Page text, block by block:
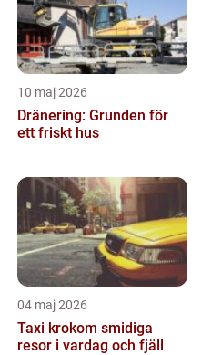
10 maj 2026
Dränering: Grunden för
ett friskt hus
04 maj 2026
Taxi krokom smidiga
resor i vardag och fjäll